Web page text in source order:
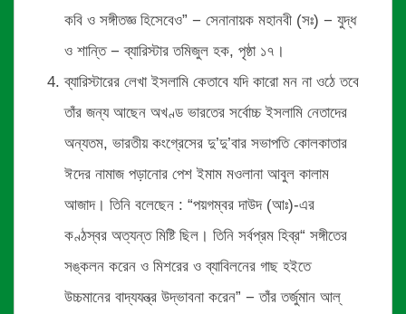
কবি ও সঙ্গীতজ্ঞ হিসেবেও” − সেনানায়ক মহানবী (সঃ) − যুদ্ধ
ও শান্তি − ব্যারিস্টার তমিজুল হক, পৃষ্ঠা ১৭।
ব্যারিস্টারের লেখা ইসলামি কেতাবে যদি কারো মন না ওঠে তবে
তাঁর জন্য আছেন অখণ্ড ভারতের সর্বোচ্চ ইসলামি নেতাদের
অন্যতম, ভারতীয় কংগ্রেসের দু’দু’বার সভাপতি কোলকাতার
ঈদের নামাজ পড়ানোর পেশ ইমাম মওলানা আবুল কালাম
আজাদ। তিনি বলেছেন : “পয়গম্বর দাউদ (আঃ)-এর
কণ্ঠস্বর অত্যন্ত মিষ্টি ছিল। তিনি সর্বপ্রম হিব্র“ সঙ্গীতের
সঙ্কলন করেন ও মিশরের ও ব্যাবিলনের গাছ হইতে
উচ্চমানের বাদ্যযন্ত্র উদ্ভাবনা করেন” − তাঁর তর্জুমান আল্